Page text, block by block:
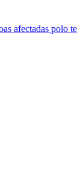
afectadas polo